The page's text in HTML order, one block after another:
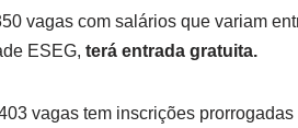
vagas com salários que variam
ESEG, terá entrada gratuita.
vagas tem inscrições